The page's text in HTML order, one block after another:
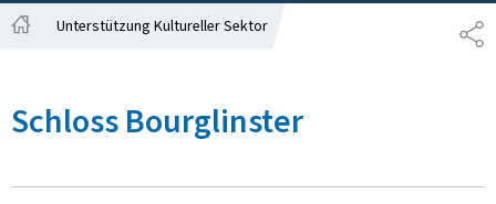
Unterstützung Kultureller Sektor
Schloss Bourglinster